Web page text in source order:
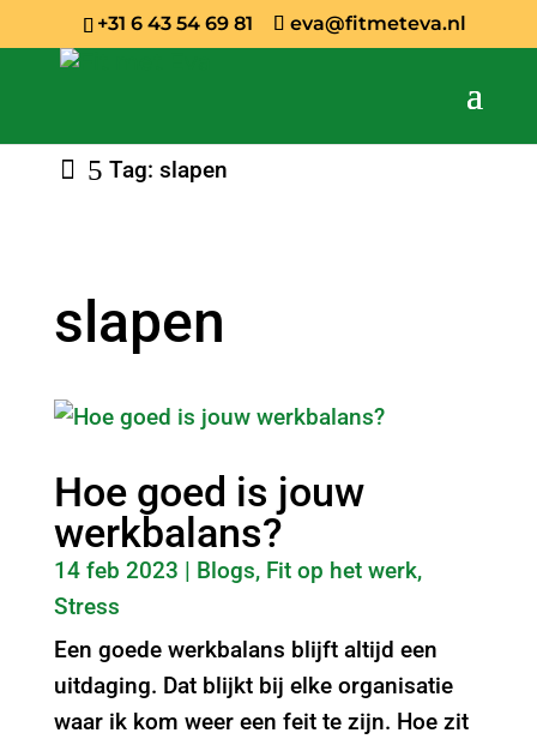
+31 6 43 54 69 81 eva@fitmeteva.nl
Tag: slapen
slapen
Hoe goed is jouw
werkbalans?
14 feb 2023 | Blogs, Fit op het werk,
Stress
Een goede werkbalans blijft altijd een
uitdaging. Dat blijkt bij elke organisatie
waar ik kom weer een feit te zijn. Hoe zit